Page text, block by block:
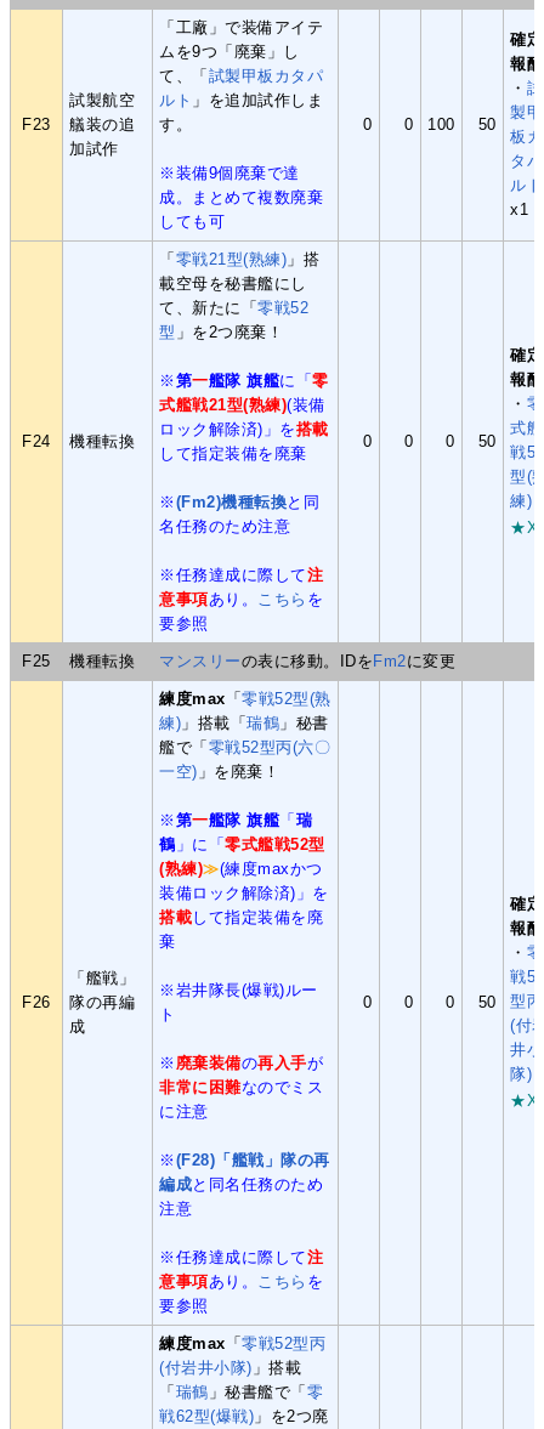
F23
試製航空
艤装の追
加試作
「工廠」で装備アイテ
ムを9つ「廃棄」し
て、「試製甲板カタパ
ルト 」を追加試作しま
す。
※装備9個廃棄で達
成。まとめて複数廃棄
しても可
0 0 100 50
確定
報酬
・ 試
製甲
板カ
タパ
ルト
x1
F24 機種転換
「零戦21型(熟練) 」搭
載空母を秘書艦にし
て、新たに「零戦52
型 」を2つ廃棄！
※ 第一艦隊 旗艦に「零
式艦戦21型(熟練)(装備
ロック解除済)」を搭載
して指定装備を廃棄
※ (Fm2)機種転換と同
名任務のため注意
※任務達成に際して注
意事項あり。 こちら を
要参照
0 0 0 50
確定
報酬
・ 零
式艦
戦52
型(
練)
★X
F25 機種転換 マンスリーの表に移動。IDをFm2に変更
F26
「艦戦」
隊の再編
成
練度max 「零戦52型(熟
練) 」搭載「瑞鶴 」秘書
艦で「零戦52型丙(六〇
一空) 」を廃棄！
※ 第一艦隊 旗艦「瑞
鶴 」に「零式艦戦52型
(熟練)≫(練度maxかつ
装備ロック解除済)」を
搭載して指定装備を廃
棄
※岩井隊長(爆戦)ルー
ト
※ 廃棄装備の再入手が
非常に困難なのでミス
に注意
※ (F28)「艦戦」隊の再
編成と同名任務のため
注意
※任務達成に際して注
意事項あり。 こちら を
要参照
0 0 0 50
確定
報酬
・ 零
戦52
型丙
(付
井小
隊)
★X
練度max 「零戦52型丙
(付岩井小隊) 」搭載
「瑞鶴 」秘書艦で「零
戦62型(爆戦) 」を2つ廃